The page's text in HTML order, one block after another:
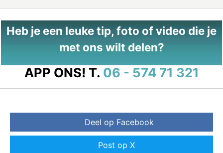
Heb je een leuke tip, foto of video die je
met ons wilt delen?
APP ONS! T. 06 - 574 71 321
Deel op Facebook
Post op X